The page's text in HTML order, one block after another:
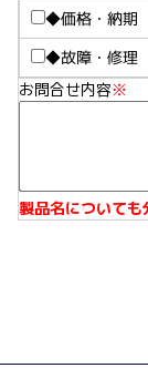
◆価格・納期
◆故障・修理
お問合せ内容※
製品名についても